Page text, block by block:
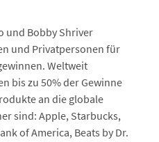
und Bobby Shriver
und Privatpersonen für
Weltweit
bis zu 50% der Gewinne
an die globale
sind: Apple, Starbucks,
of America, Beats by Dr.